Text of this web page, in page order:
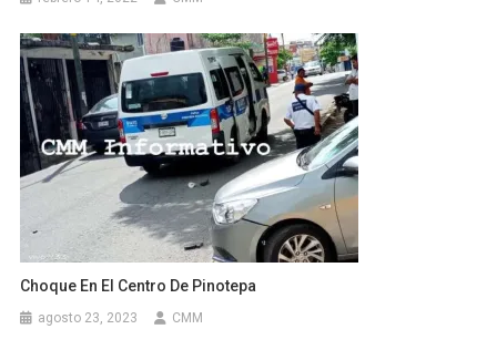
Choque En El Centro De Pinotepa
agosto 23, 2023 CMM